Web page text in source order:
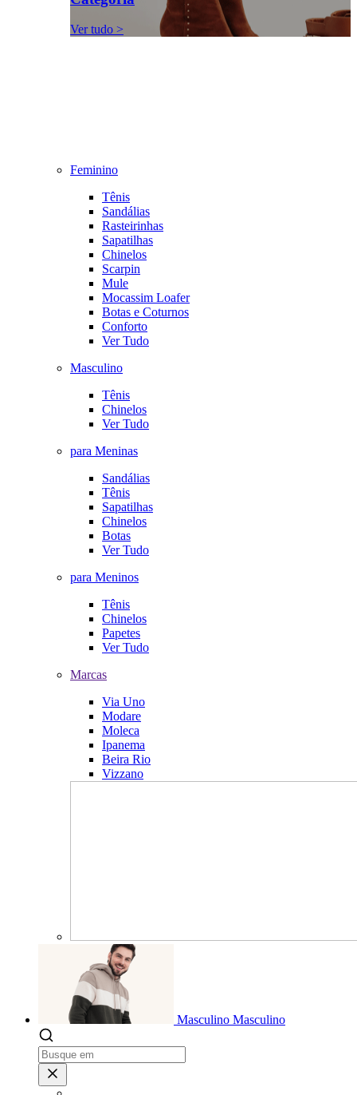
Ver tudo >
Feminino
Tênis
Sandálias
Rasteirinhas
Sapatilhas
Chinelos
Scarpin
Mule
Mocassim Loafer
Botas e Coturnos
Conforto
Ver Tudo
Masculino
Tênis
Chinelos
Ver Tudo
para Meninas
Sandálias
Tênis
Sapatilhas
Chinelos
Botas
Ver Tudo
para Meninos
Tênis
Chinelos
Papetes
Ver Tudo
Marcas
Via Uno
Modare
Moleca
Ipanema
Beira Rio
Vizzano
Masculino Masculino